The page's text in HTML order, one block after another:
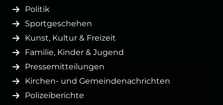
Politik
Sportgeschehen
Kunst, Kultur & Freizeit
Familie, Kinder & Jugend
Pressemitteilungen
Kirchen- und Gemeindenachrichten
Polizeiberichte